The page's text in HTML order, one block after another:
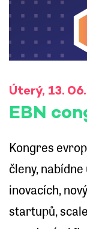
Úterý, 13.
EBN
Kongres
členy,
inovacích,
startupů,